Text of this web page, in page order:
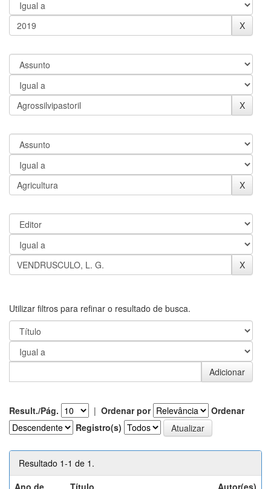
Utilizar filtros para refinar o resultado de busca.
Result./Pág. | Ordenar por
Ordenar
Registro(s)
Resultado 1-1 de 1.
Ano de
Título Autor(es)